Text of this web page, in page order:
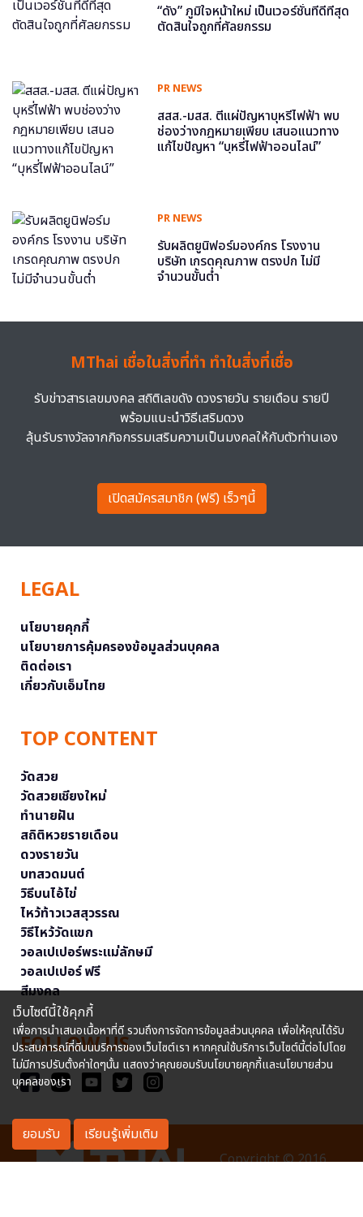
“ดัง” ภูมิใจหน้าใหม่ เป็นเวอร์ชั่นที่ดีที่สุด
ตัดสินใจถูกที่ศัลยกรรม
PR NEWS
สสส.-มสส. ตีแผ่ปัญหาบุหรี่ไฟฟ้า พบ
ช่องว่างกฎหมายเพียบ เสนอแนวทาง
แก้ไขปัญหา “บุหรี่ไฟฟ้าออนไลน์”
PR NEWS
รับผลิตยูนิฟอร์มองค์กร โรงงาน
บริษัท เกรดคุณภาพ ตรงปก ไม่มี
จำนวนขั้นต่ำ
MThai เชื่อในสิ่งที่ทำ ทำในสิ่งที่เชื่อ
รับข่าวสารเลขมงคล สถิติเลขดัง ดวงรายวัน รายเดือน รายปี
พร้อมแนะนำวิธีเสริมดวง
ลุ้นรับรางวัลจากกิจกรรมเสริมความเป็นมงคลให้กับตัวท่านเอง
เปิดสมัครสมาชิก (ฟรี) เร็วๆนี้
LEGAL
นโยบายคุกกี้
นโยบายการคุ้มครองข้อมูลส่วนบุคคล
ติดต่อเรา
เกี่ยวกับเอ็มไทย
TOP CONTENT
วัดสวย
วัดสวยเชียงใหม่
ทำนายฝัน
สถิติหวยรายเดือน
ดวงรายวัน
บทสวดมนต์
วิธีบนไอ้ไข่
ไหว้ท้าวเวสสุวรรณ
วิธีไหว้วัดแขก
วอลเปเปอร์พระแม่ลักษมี
วอลเปเปอร์ ฟรี
สีมงคล
FOLLOW US
Copyright © 2016
เว็บไซต์นี้ใช้คุกกี้
เพื่อการนำเสนอเนื้อหาที่ดี รวมถึงการจัดการข้อมูลส่วนบุคคล เพื่อให้คุณได้รับ
ประสบการณ์ที่ดีบนบริการของเว็บไซต์เรา หากคุณใช้บริการเว็บไซต์นี้ต่อไปโดย
ไม่มีการปรับตั้งค่าใดๆนั้น แสดงว่าคุณยอมรับนโยบายคุกกี้และนโยบายส่วน
บุคคลของเรา
ยอมรับ เรียนรู้เพิ่มเติม